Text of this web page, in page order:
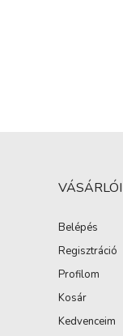
Belépés
Regisztráció
Profilom
Kosár
Kedvenceim